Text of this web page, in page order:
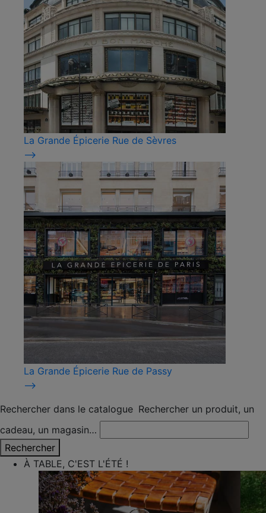
La Grande Épicerie Rue de Sèvres
⟶
La Grande Épicerie Rue de Passy
⟶
Rechercher dans le catalogue Rechercher un produit, un
cadeau, un magasin…
Rechercher
À TABLE, C'EST L'ÉTÉ !